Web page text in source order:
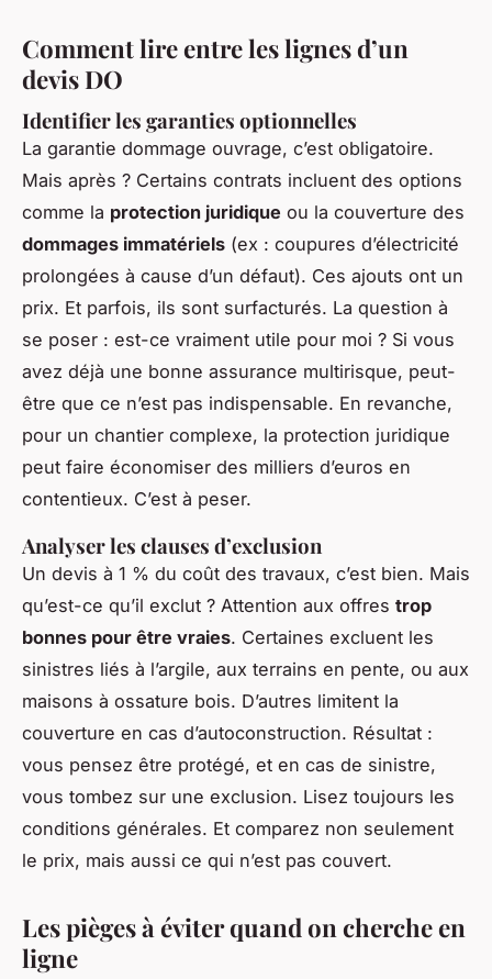
Comment lire entre les lignes d’un
devis DO
Identifier les garanties optionnelles
La garantie dommage ouvrage, c’est obligatoire.
Mais après ? Certains contrats incluent des options
comme la protection juridique ou la couverture des
dommages immatériels (ex : coupures d’électricité
prolongées à cause d’un défaut). Ces ajouts ont un
prix. Et parfois, ils sont surfacturés. La question à
se poser : est-ce vraiment utile pour moi ? Si vous
avez déjà une bonne assurance multirisque, peut-
être que ce n’est pas indispensable. En revanche,
pour un chantier complexe, la protection juridique
peut faire économiser des milliers d’euros en
contentieux. C’est à peser.
Analyser les clauses d’exclusion
Un devis à 1 % du coût des travaux, c’est bien. Mais
qu’est-ce qu’il exclut ? Attention aux offres trop
bonnes pour être vraies. Certaines excluent les
sinistres liés à l’argile, aux terrains en pente, ou aux
maisons à ossature bois. D’autres limitent la
couverture en cas d’autoconstruction. Résultat :
vous pensez être protégé, et en cas de sinistre,
vous tombez sur une exclusion. Lisez toujours les
conditions générales. Et comparez non seulement
le prix, mais aussi ce qui n’est pas couvert.
Les pièges à éviter quand on cherche en
ligne